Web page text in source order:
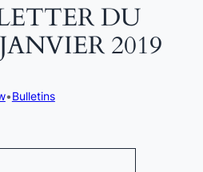
DU
2019
•Bulletins